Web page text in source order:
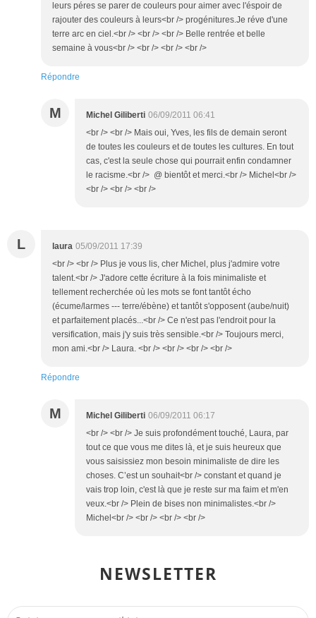
leurs péres se parer de couleurs pour aimer avec l'éspoir de
rajouter des couleurs à leurs<br /> progénitures.Je réve d'une
terre arc en ciel.<br /> <br /> <br /> Belle rentrée et belle
semaine à vous<br /> <br /> <br /> <br />
Répondre
M Michel Giliberti 06/09/2011 06:41
<br /> <br /> Mais oui, Yves, les fils de demain seront
de toutes les couleurs et de toutes les cultures. En tout
cas, c'est la seule chose qui pourrait enfin condamner
le racisme.<br /> @ bientôt et merci.<br /> Michel<br />
<br /> <br /> <br />
L laura 05/09/2011 17:39
<br /> <br /> Plus je vous lis, cher Michel, plus j'admire votre
talent.<br /> J'adore cette écriture à la fois minimaliste et
tellement recherchée où les mots se font tantôt écho
(écume/larmes --- terre/ébène) et tantôt s'opposent (aube/nuit)
et parfaitement placés...<br /> Ce n'est pas l'endroit pour la
versification, mais j'y suis très sensible.<br /> Toujours merci,
mon ami.<br /> Laura. <br /> <br /> <br /> <br />
Répondre
M Michel Giliberti 06/09/2011 06:17
<br /> <br /> Je suis profondément touché, Laura, par
tout ce que vous me dites là, et je suis heureux que
vous saisissiez mon besoin minimaliste de dire les
choses. C’est un souhait<br /> constant et quand je
vais trop loin, c'est là que je reste sur ma faim et m'en
veux.<br /> Plein de bises non minimalistes.<br />
Michel<br /> <br /> <br /> <br />
NEWSLETTER